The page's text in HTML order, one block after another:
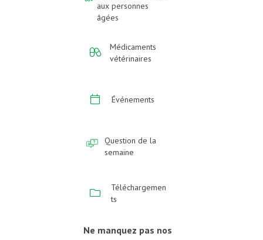
aux personnes
âgées
Médicaments
vétérinaires
Événements
Question de la
semaine
Téléchargemen
ts
Ne manquez pas nos